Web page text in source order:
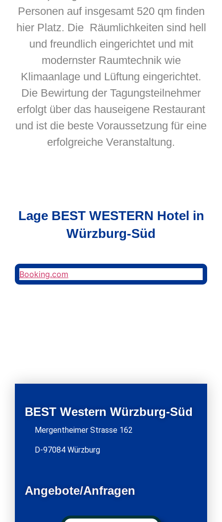
Personen auf insgesamt 520 qm finden
hier Platz. Die Räumlichkeiten sind hell
und freundlich eingerichtet und mit
modernster Raumtechnik wie
Klimaanlage und Lüftung eingerichtet.
Die Bewirtung der Tagungsteilnehmer
erfolgt über das hauseigene Restaurant
und ist die beste Voraussetzung für eine
erfolgreiche Veranstaltung.
Lage BEST WESTERN Hotel in
Würzburg-Süd
Booking.com
BEST Western Würzburg-Süd
Mergentheimer Strasse 162
D-97084 Würzburg
Angebote/Anfragen